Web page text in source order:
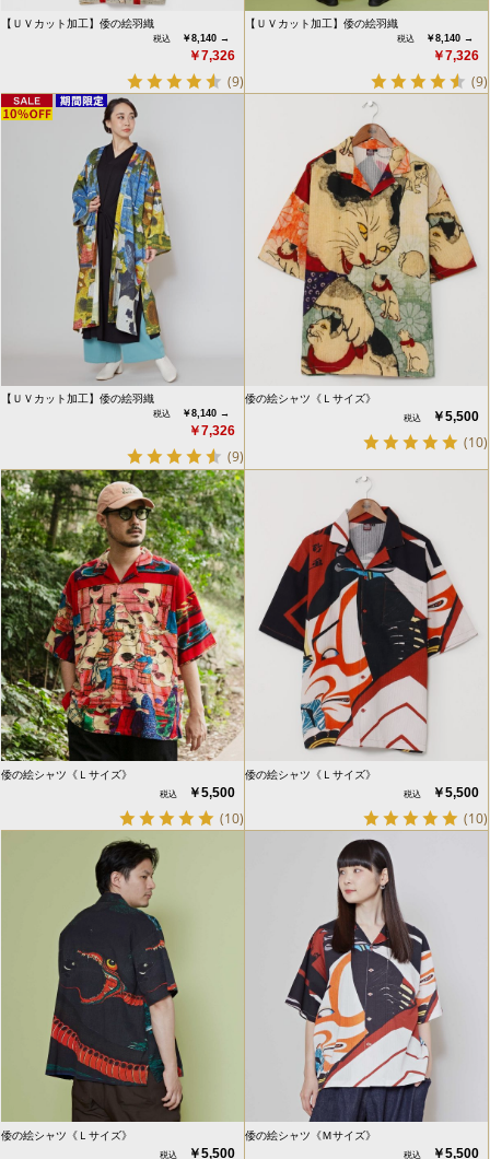
【ＵＶカット加工】倭の絵羽織
￥8,140 →
￥7,326
(9)
【ＵＶカット加工】倭の絵羽織
￥8,140 →
￥7,326
(9)
【ＵＶカット加工】倭の絵羽織
￥8,140 →
￥7,326
(9)
倭の絵シャツ《Ｌサイズ》
￥5,500
(10)
倭の絵シャツ《Ｌサイズ》
￥5,500
(10)
倭の絵シャツ《Ｌサイズ》
￥5,500
(10)
倭の絵シャツ《Ｌサイズ》
￥5,500
倭の絵シャツ《Ｍサイズ》
￥5,500